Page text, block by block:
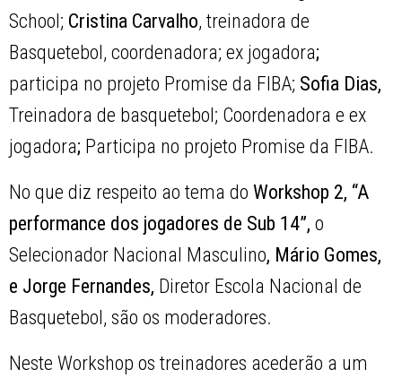
School; Cristina Carvalho, treinadora de
Basquetebol, coordenadora; ex jogadora;
participa no projeto Promise da FIBA; Sofia Dias,
Treinadora de basquetebol; Coordenadora e ex
jogadora; Participa no projeto Promise da FIBA.
No que diz respeito ao tema doWorkshop 2, “A
performance dos jogadores de Sub 14”,o
Selecionador Nacional Masculino, Mário Gomes,
e Jorge Fernandes, Diretor Escola Nacional de
Basquetebol, são os moderadores.
Neste Workshop os treinadores acederão a um